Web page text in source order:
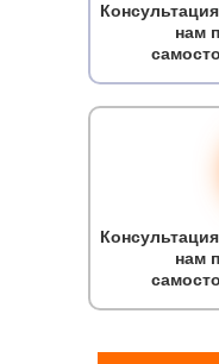
нам
нам